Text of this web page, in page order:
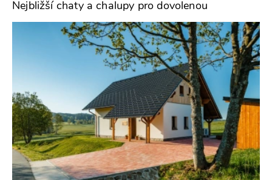
Nejbližší chaty a chalupy pro dovolenou